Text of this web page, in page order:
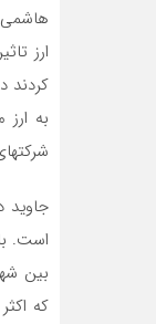
به
جاوید
است.
که